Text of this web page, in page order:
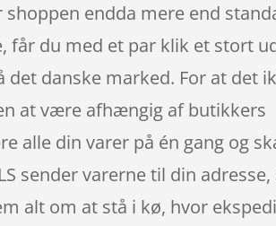
endda mere end
du med et par klik et stort
danske marked. For at det
at være afhængig af butikkers
alle din varer på én gang og
sender varerne til din
alt om at stå i kø, hvor